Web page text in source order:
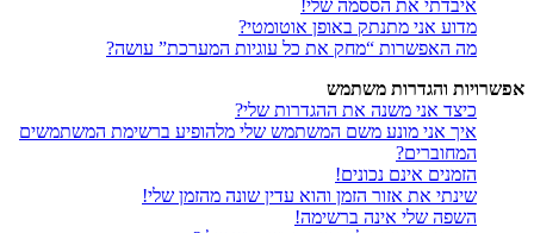
איבדתי את הססמה שלי!
מדוע אני מתנתק באופן אוטומטי?
מה האפשרות “מחק את כל עוגיות המערכת” עושה?
אפשרויות והגדרות משתמש
כיצד אני משנה את ההגדרות שלי?
איך אני מונע משם המשתמש שלי מלהופיע ברשימת המשתמשים
המחוברים?
הזמנים אינם נכונים!
שינתי את אזור הזמן והוא עדין שונה מהזמן שלי!
השפה שלי אינה ברשימה!